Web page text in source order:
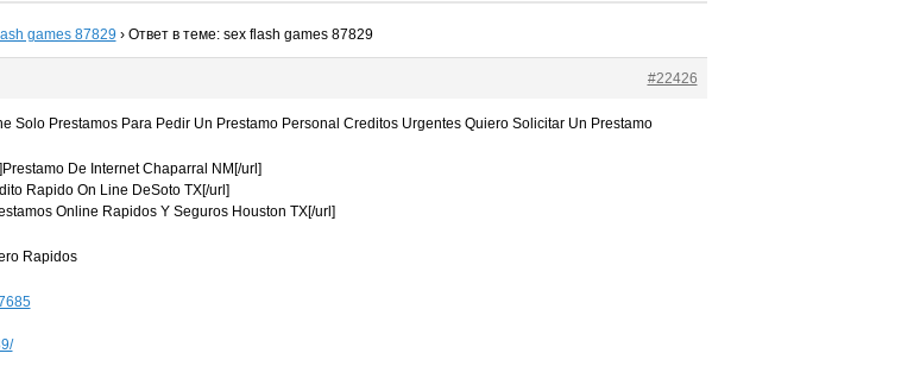
games 87829 › Ответ в теме: sex flash games 87829
#22426
Solo Prestamos Para Pedir Un Prestamo Personal Creditos Urgentes Quiero Solicitar Un Prestamo
De Internet Chaparral NM[/url]
Rapido On Line DeSoto TX[/url]
Online Rapidos Y Seguros Houston TX[/url]
Rapidos